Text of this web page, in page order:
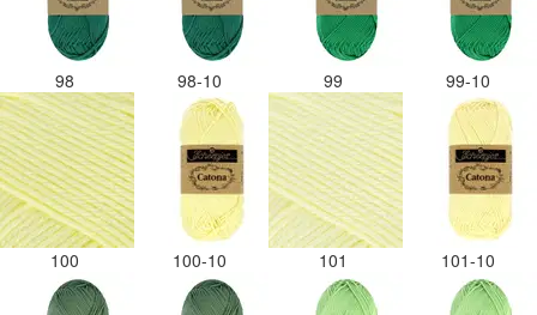
98 98-10 99 99-10
100 100-10 101 101-10